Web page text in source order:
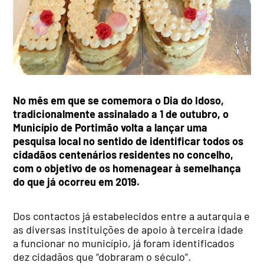
No mês em que se comemora o Dia do Idoso,
tradicionalmente assinalado a 1 de outubro, o
Município de Portimão volta a lançar uma
pesquisa local no sentido de identificar todos os
cidadãos centenários residentes no concelho,
com o objetivo de os homenagear à semelhança
do que já ocorreu em 2019.
Dos contactos já estabelecidos entre a autarquia e
as diversas instituições de apoio à terceira idade
a funcionar no município, já foram identificados
dez cidadãos que “dobraram o século”.